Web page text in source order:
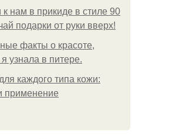
к нам в прикиде в стиле 90
подарки от руки вверх!
факты о красоте,
узнала в питере.
каждого типа кожи:
применение